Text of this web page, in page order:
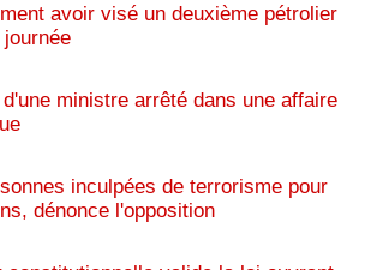
avoir visé un deuxième pétrolier
ministre arrêté dans une affaire
inculpées de terrorisme pour
dénonce l'opposition